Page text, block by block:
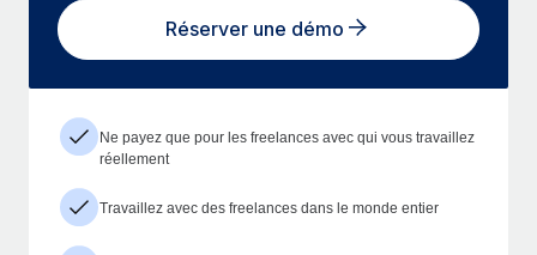
Réserver une démo
Ne payez que pour les freelances avec qui vous travaillez
réellement
Travaillez avec des freelances dans le monde entier